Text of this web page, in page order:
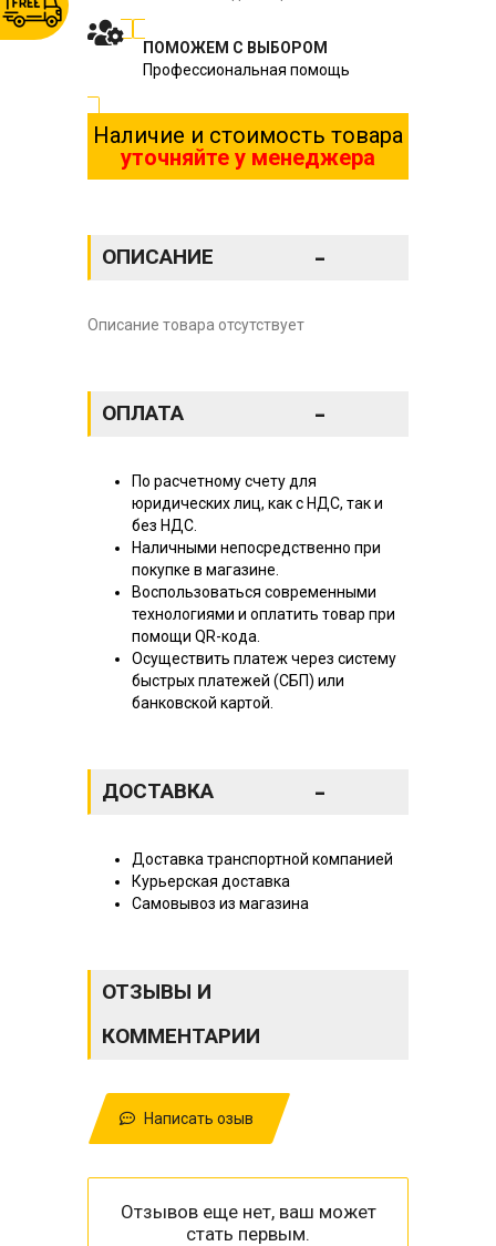
ПОМОЖЕМ С ВЫБОРОМ
Профессиональная помощь
Наличие и стоимость товара
уточняйте у менеджера
ОПИСАНИЕ -
Описание товара отсутствует
ОПЛАТА -
По расчетному счету для
юридических лиц, как с НДС, так и
без НДС.
Наличными непосредственно при
покупке в магазине.
Воспользоваться современными
технологиями и оплатить товар при
помощи QR-кода.
Осуществить платеж через систему
быстрых платежей (СБП) или
банковской картой.
ДОСТАВКА -
Доставка транспортной компанией
Курьерская доставка
Самовывоз из магазина
ОТЗЫВЫ И
КОММЕНТАРИИ
Написать озыв
Отзывов еще нет, ваш может
стать первым.